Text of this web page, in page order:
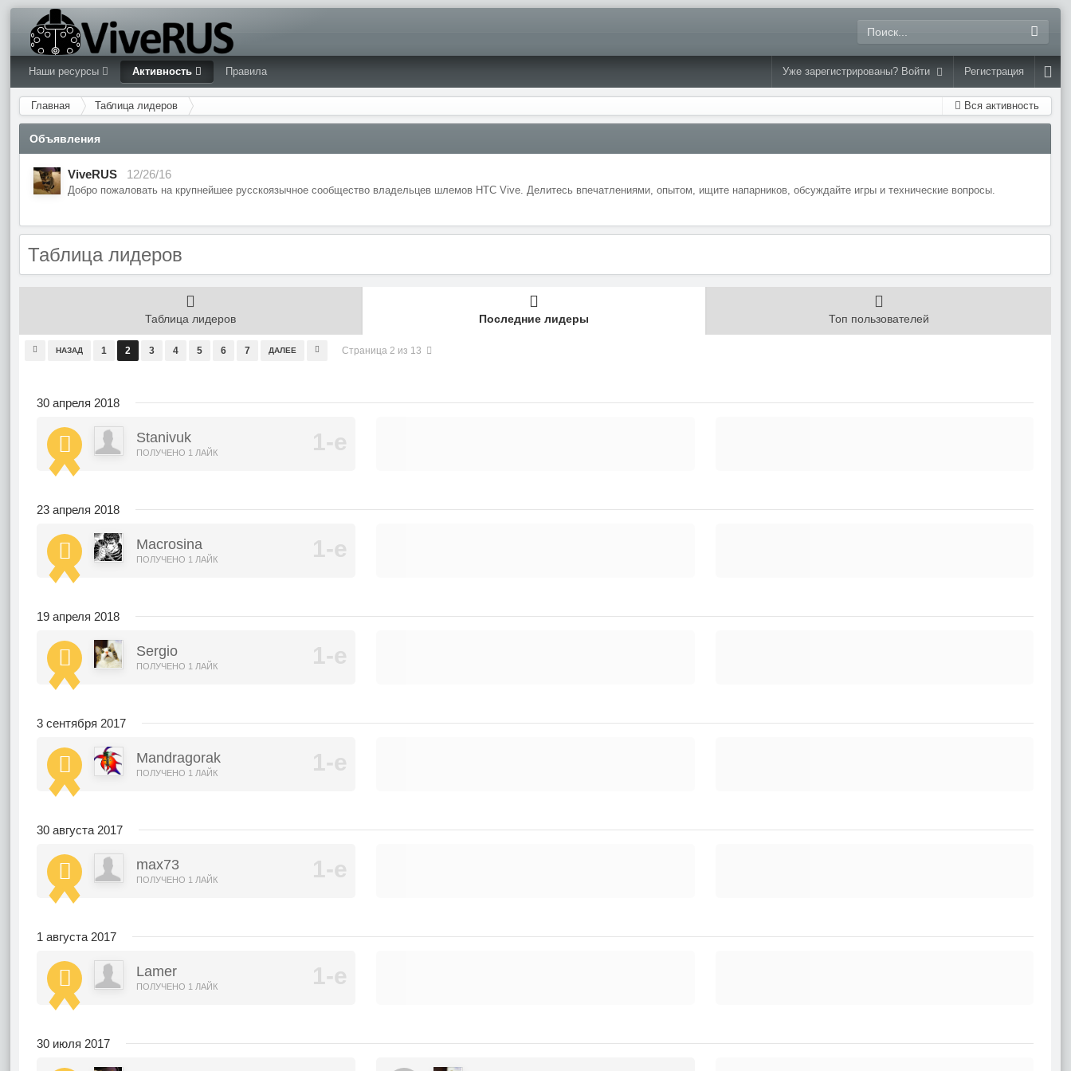
Наши ресурсы Активность Правила Уже зарегистрированы? Войти Регистрация
Вся активность
Главная Таблица лидеров
Объявления
ViveRUS 12/26/16
Добро пожаловать на крупнейшее русскоязычное сообщество владельцев шлемов HTC Vive. Делитесь впечатлениями, опытом, ищите напарников, обсуждайте игры и технические вопросы.
Таблица лидеров
Таблица лидеров Последние лидеры Топ пользователей
НАЗАД 1 2 3 4 5 6 7 ДАЛЕЕ Страница 2 из 13
30 апреля 2018
Stanivuk
ПОЛУЧЕНО 1 ЛАЙК
23 апреля 2018
Macrosina
ПОЛУЧЕНО 1 ЛАЙК
19 апреля 2018
Sergio
ПОЛУЧЕНО 1 ЛАЙК
3 сентября 2017
Mandragorak
ПОЛУЧЕНО 1 ЛАЙК
30 августа 2017
max73
ПОЛУЧЕНО 1 ЛАЙК
1 августа 2017
Lamer
ПОЛУЧЕНО 1 ЛАЙК
30 июля 2017